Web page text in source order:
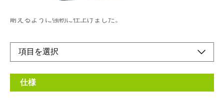
耐えるように強靭に仕上げました。
仕様